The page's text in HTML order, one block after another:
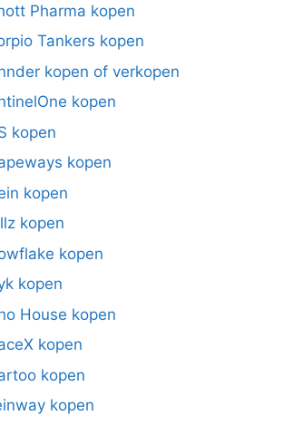
Pharma kopen
Tankers kopen
kopen of verkopen
kopen
kopen
kopen
kopen
kopen
kopen
kopen
House kopen
kopen
kopen
kopen